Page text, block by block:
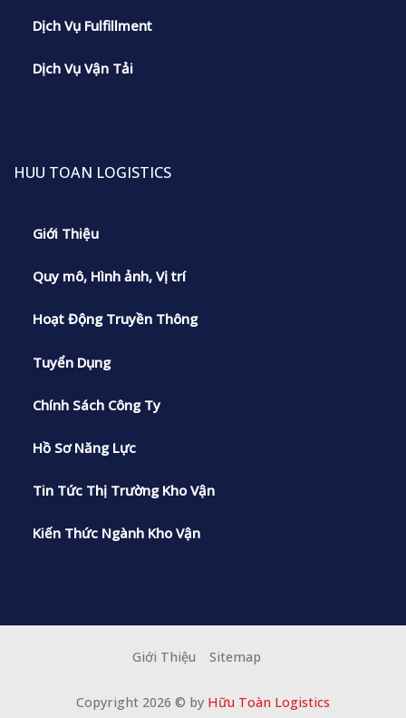
Dịch Vụ Fulfillment
Dịch Vụ Vận Tải
HUU TOAN LOGISTICS
Giới Thiệu
Quy mô, Hình ảnh, Vị trí
Hoạt Động Truyền Thông
Tuyển Dụng
Chính Sách Công Ty
Hồ Sơ Năng Lực
Tin Tức Thị Trường Kho Vận
Kiến Thức Ngành Kho Vận
Giới Thiệu Sitemap
Copyright 2026 © by Hữu Toàn Logistics